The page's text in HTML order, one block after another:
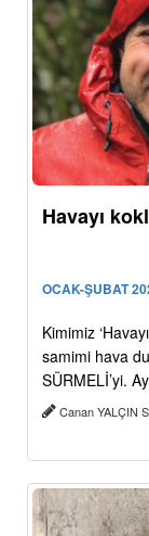
Havayı
OCAK-ŞUBAT
Kimimiz
samimi hava
SÜRMELİ’yi.
Canan YALÇIN